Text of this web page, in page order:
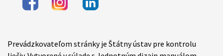
Items
Prevádzkovateľom stránky je Štátny ústav pre kontrolu